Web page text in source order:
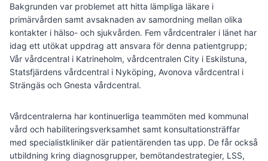
Bakgrunden var problemet att hitta lämpliga läkare i
primärvården samt avsaknaden av samordning mellan olika
kontakter i hälso- och sjukvården. Fem vårdcentraler i länet har
idag ett utökat uppdrag att ansvara för denna patientgrupp;
Vår vårdcentral i Katrineholm, vårdcentralen City i Eskilstuna,
Statsfjärdens vårdcentral i Nyköping, Avonova vårdcentral i
Strängäs och Gnesta vårdcentral.
Vårdcentralerna har kontinuerliga teammöten med kommunal
vård och habiliteringsverksamhet samt konsultationsträffar
med specialistkliniker där patientärenden tas upp. De får också
utbildning kring diagnosgrupper, bemötandestrategier, LSS,